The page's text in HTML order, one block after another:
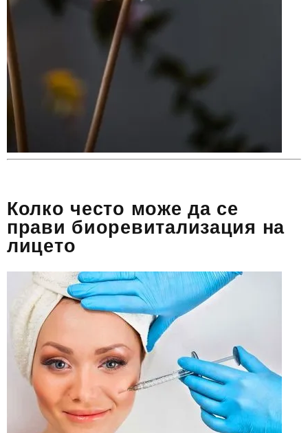
Колко често може да се
прави биоревитализация на
лицето